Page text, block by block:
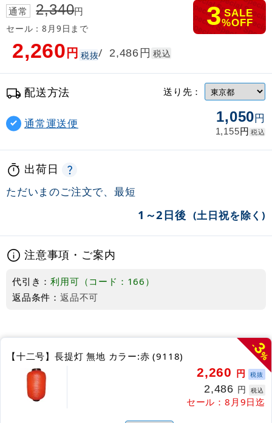
通常 2,340円
セール：8月9日まで 3 SALE
%OFF
2,260円 税抜/ 2,486円 税込
配送方法 送り先：
通常運送便 1,050円
1,155円 税込
出荷日
ただいまのご注文で、最短
1～2日後 (土日祝を除く)
注意事項・ご案内
代引き：利用可（コード：166）
返品条件： 返品不可
-
3
%
【十二号】長提灯 無地 カラー:赤 (9118)
2,260 円 税抜
2,486 円 税込
セール：8月9日迄